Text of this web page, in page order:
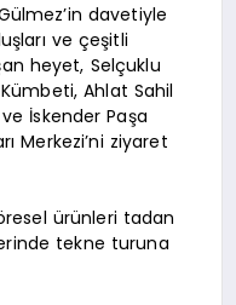
davetiyle
ve çeşitli
heyet, Selçuklu
Kümbeti, Ahlat Sahil
İskender Paşa
Merkezi’ni ziyaret
ürünleri tadan
tekne turuna